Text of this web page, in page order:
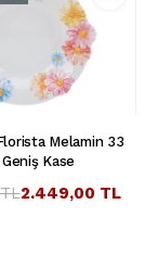
Melamin 33
Kase
2.449,00 TL